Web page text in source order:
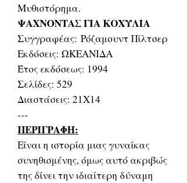
Μυθιστόρημα.
ΨΑΧΝΟΝΤΑΣ ΓΙΑ ΚΟΧΥΛΙΑ
Συγγραφέας: Ρόζαμουντ Πίλτσερ
Εκδόσεις: ΩΚΕΑΝΙΔΑ
Έτος εκδόσεως: 1994
Σελίδες: 529
Διαστάσεις: 21Χ14
---
ΠΕΡΙΓΡΑΦΗ:
Είναι η ιστορία μιας γυναίκας
συνηθισμένης, όμως αυτό ακριβώς
της δίνει την ιδιαίτερη δύναμη